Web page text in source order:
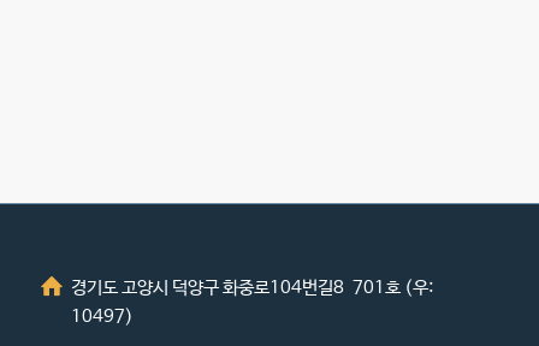
경기도 고양시 덕양구 화중로104번길8 701호 (우:
10497)